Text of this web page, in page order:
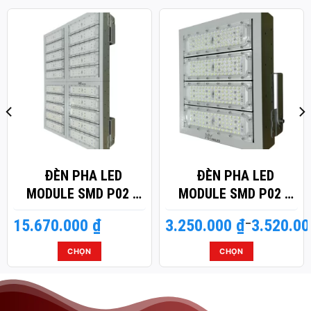
ĐÈN PHA LED
MODULE SMD P02 –
CÔNG SUẤT 1000W
15.670.000 ₫
CHỌN
Sản
ĐÈN PHA LED
MODULE SMD P02 –
CÔNG SUẤT 200W
3.250.000 ₫–
Khoảng
giá:
3.250.000 ₫
CHỌN
Sản